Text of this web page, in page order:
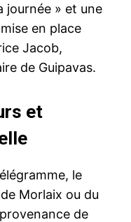
journée » et une
en place
Jacob,
de Guipavas.
et
le
Morlaix ou du
de